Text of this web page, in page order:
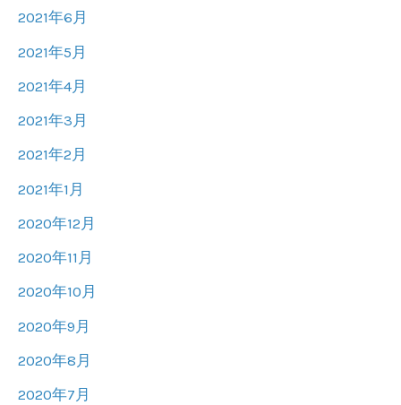
2021年6月
2021年5月
2021年4月
2021年3月
2021年2月
2021年1月
2020年12月
2020年11月
2020年10月
2020年9月
2020年8月
2020年7月